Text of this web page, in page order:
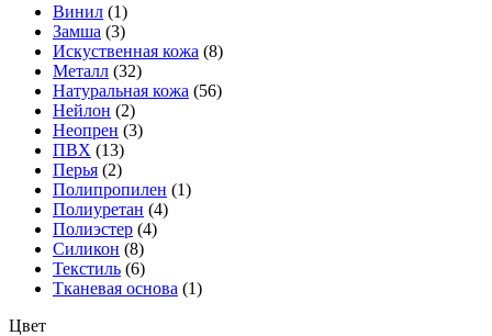
Винил (1)
Замша (3)
Искуственная кожа (8)
Металл (32)
Натуральная кожа (56)
Нейлон (2)
Неопрен (3)
ПВХ (13)
Перья (2)
Полипропилен (1)
Полиуретан (4)
Полиэстер (4)
Силикон (8)
Текстиль (6)
Тканевая основа (1)
Цвет